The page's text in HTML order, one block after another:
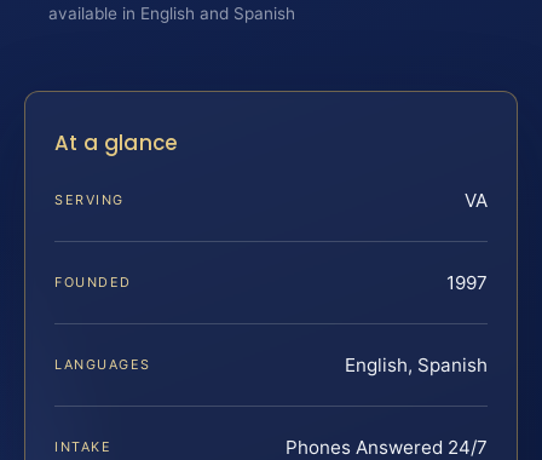
available in English and Spanish
At a glance
SERVING VA
FOUNDED 1997
LANGUAGES English, Spanish
INTAKE Phones Answered 24/7